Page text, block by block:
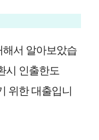
서 알아보았습
시 인출한도
위한 대출입니